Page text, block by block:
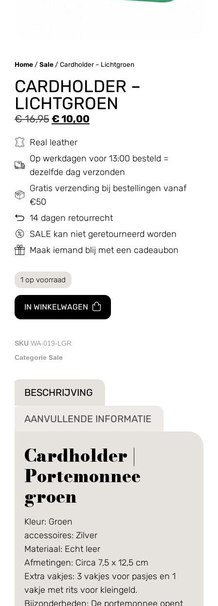
Home/ Sale/ Cardholder – Lichtgroen
CARDHOLDER –
LICHTGROEN
€16,95 €10,00
Real leather
Op werkdagen voor 13:00 besteld =
dezelfde dag verzonden
Gratis verzending bij bestellingen vanaf
€50
14 dagen retourrecht
SALE kan niet geretourneerd worden
Maak iemand blij met een cadeaubon
1 op voorraad
IN WINKELWAGEN
SKU WA-019-LGR
Categorie Sale
BESCHRIJVING
AANVULLENDE INFORMATIE
Cardholder |
Portemonnee
groen
Kleur: Groen
accessoires: Zilver
Materiaal: Echt leer
Afmetingen: Circa 7,5 x 12,5 cm
Extra vakjes: 3 vakjes voor pasjes en 1
vakje met rits voor kleingeld.
Bijzonderheden: De portemonnee opent